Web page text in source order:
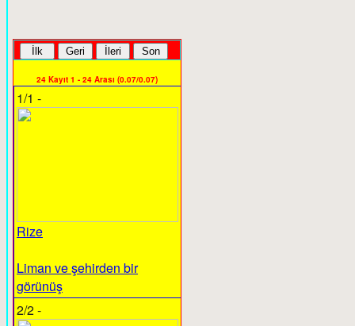
24 Kayıt 1 - 24 Arası (0.07/0.07)
1/1 -
Rize
Liman ve şehirden bir
görünüş
2/2 -